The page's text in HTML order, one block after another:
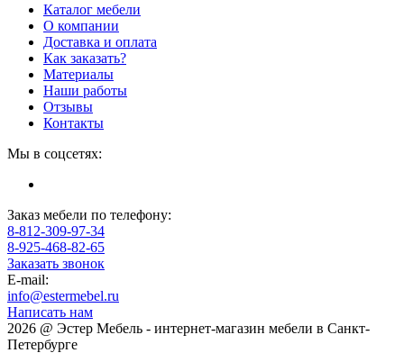
Каталог мебели
О компании
Доставка и оплата
Как заказать?
Материалы
Наши работы
Отзывы
Контакты
Мы в соцсетях:
Заказ мебели по телефону:
8-812-309-97-34
8-925-468-82-65
Заказать звонок
E-mail:
info@estermebel.ru
Написать нам
2026 @ Эстер Мебель - интернет-магазин мебели в Санкт-
Петербурге